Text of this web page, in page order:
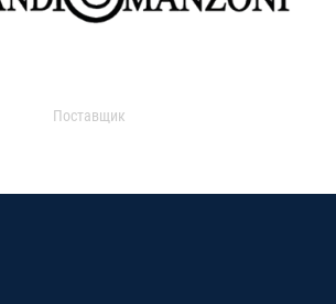
Поставщик